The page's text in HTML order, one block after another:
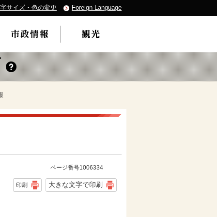
サイズ・色の変更 Foreign Language
ページ番号1006334
印刷 大きな文字で印刷